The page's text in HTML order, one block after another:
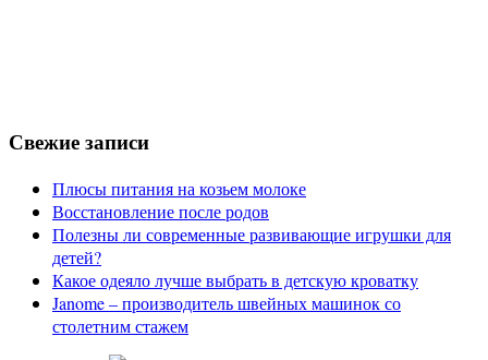
Свежие записи
Плюсы питания на козьем молоке
Восстановление после родов
Полезны ли современные развивающие игрушки для
детей?
Какое одеяло лучше выбрать в детскую кроватку
Janome – производитель швейных машинок со
столетним стажем